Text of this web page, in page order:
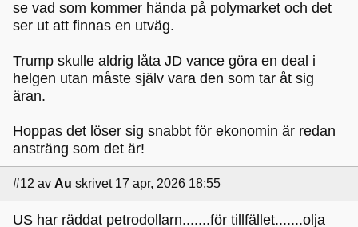
se vad som kommer hända på polymarket och det
ser ut att finnas en utväg.
Trump skulle aldrig låta JD vance göra en deal i
helgen utan måste själv vara den som tar åt sig
äran.
Hoppas det löser sig snabbt för ekonomin är redan
ansträng som det är!
#12 av Au skrivet 17 apr, 2026 18:55
US har räddat petrodollarn.......för tillfället.......olja